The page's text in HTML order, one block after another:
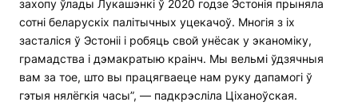
захопу ўлады Лукашэнкі ў 2020 годзе Эстонія прыняла
сотні беларускіх палітычных уцекачоў. Многія з іх
засталіся ў Эстоніі і робяць свой унёсак у эканоміку,
грамадства і дэмакратыю краінч. Мы вельмі ўдзячныя
вам за тое, што вы працягваеце нам руку дапамогі ў
гэтыя нялёгкія часы”, — падкрэсліла Ціханоўская.